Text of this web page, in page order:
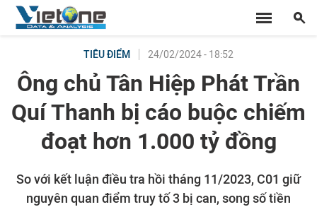
TIÊU ĐIỂM 24/02/2024 - 18:52
Ông chủ Tân Hiệp Phát Trần
Quí Thanh bị cáo buộc chiếm
đoạt hơn 1.000 tỷ đồng
So với kết luận điều tra hồi tháng 11/2023, C01 giữ
nguyên quan điểm truy tố 3 bị can, song số tiền